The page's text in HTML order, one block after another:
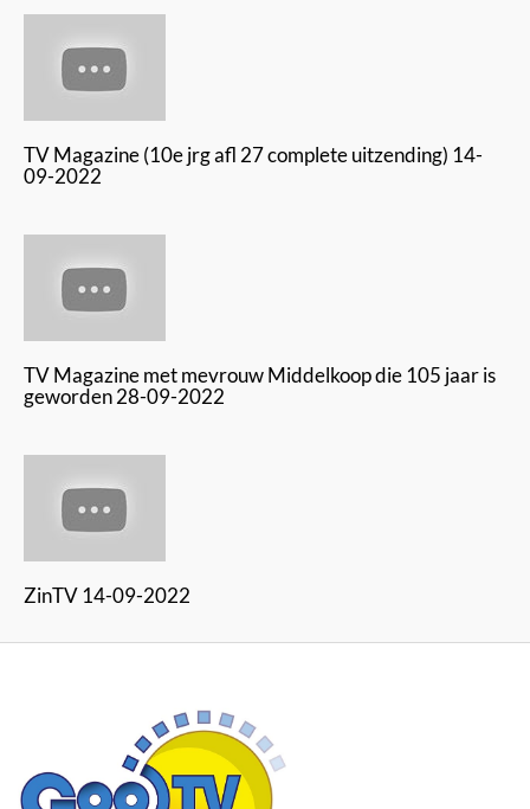
TV Magazine (10e jrg afl 27 complete uitzending) 14-
09-2022
TV Magazine met mevrouw Middelkoop die 105 jaar is
geworden 28-09-2022
ZinTV 14-09-2022